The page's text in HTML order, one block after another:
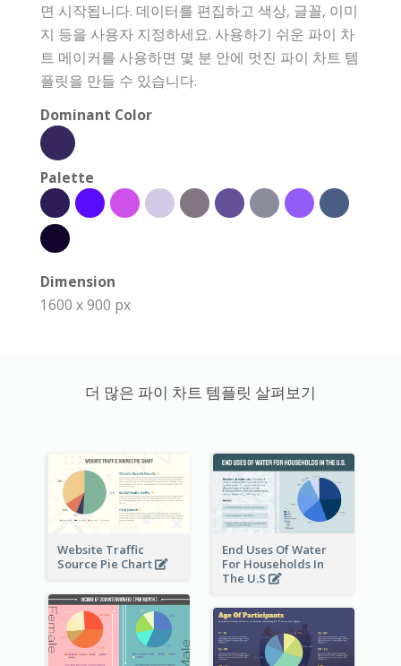
면 시작됩니다. 데이터를 편집하고 색상, 글꼴, 이미
지 등을 사용자 지정하세요. 사용하기 쉬운 파이 차
트 메이커를 사용하면 몇 분 안에 멋진 파이 차트 템
플릿을 만들 수 있습니다.
Dominant Color
Palette
Dimension
1600 x 900 px
더 많은 파이 차트 템플릿 살펴보기
Website Traffic
Source Pie Chart
End Uses Of Water
For Households In
The U.S